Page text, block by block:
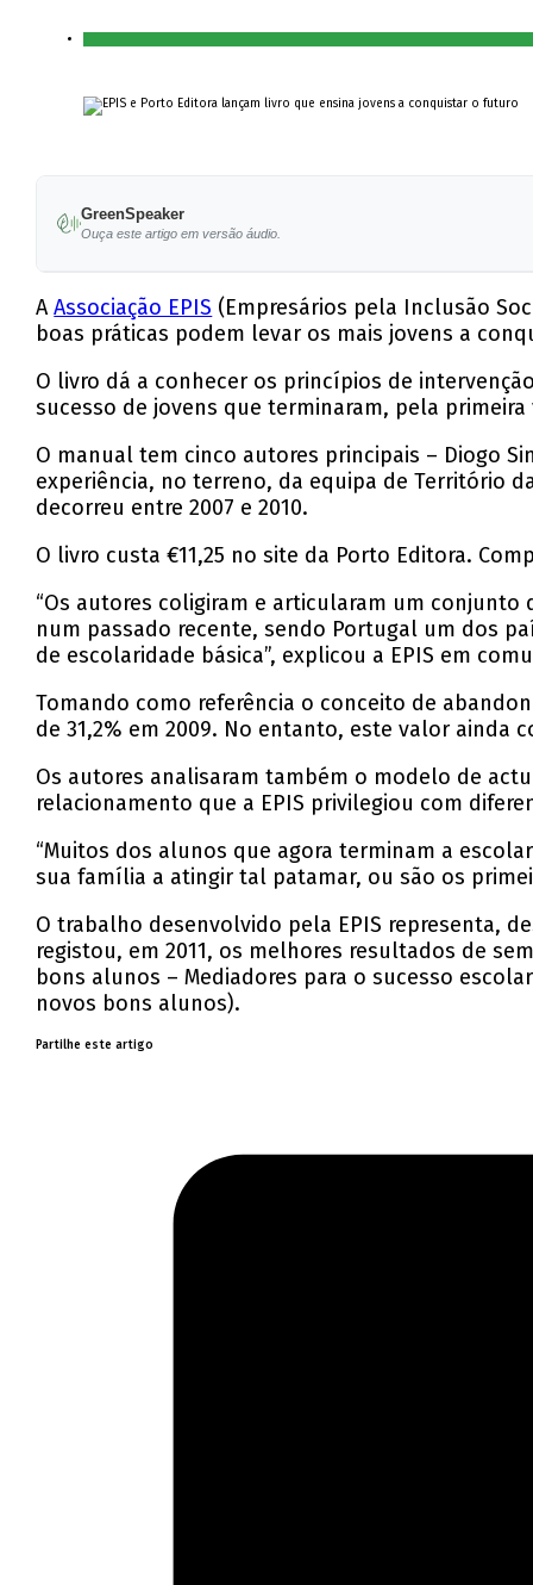
GreenSpeaker
Ouça este artigo em versão áudio.
AAssociação EPIS (Empresários pela Inclusão
boas práticas podem levar os mais jovens a
O livro dá a conhecer os princípios de
sucesso de jovens que terminaram, pela
O manual tem cinco autores principais – Diogo
experiência, no terreno, da equipa de Território
decorreu entre 2007 e 2010.
O livro custa €11,25 no site da Porto Editora.
“Os autores coligiram e articularam um
num passado recente, sendo Portugal um dos
de escolaridade básica”, explicou a EPIS em
Tomando como referência o conceito de
de 31,2% em 2009. No entanto, este valor ainda
Os autores analisaram também o modelo de
relacionamento que a EPIS privilegiou com
“Muitos dos alunos que agora terminam a
sua família a atingir tal patamar, ou são os
O trabalho desenvolvido pela EPIS representa,
registou, em 2011, os melhores resultados de
bons alunos – Mediadores para o sucesso
novos bons alunos).
Partilhe este artigo